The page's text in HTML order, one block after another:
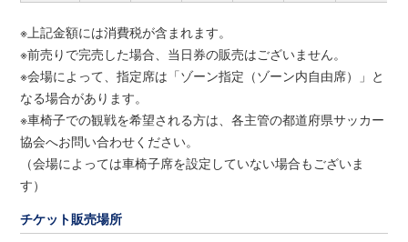
※上記金額には消費税が含まれます。
※前売りで完売した場合、当日券の販売はございません。
※会場によって、指定席は「ゾーン指定（ゾーン内自由席）」と
なる場合があります。
※車椅子での観戦を希望される方は、各主管の都道府県サッカー
協会へお問い合わせください。
（会場によっては車椅子席を設定していない場合もございま
す）
チケット販売場所